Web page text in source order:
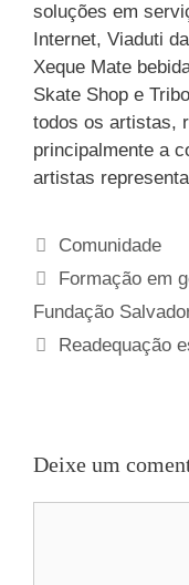
soluções em
Internet, Viaduti
Xeque Mate
Skate Shop e
todos os artistas,
principalmente a
artistas
Comunidade
Formação em
Fundação
Readequação
Deixe um